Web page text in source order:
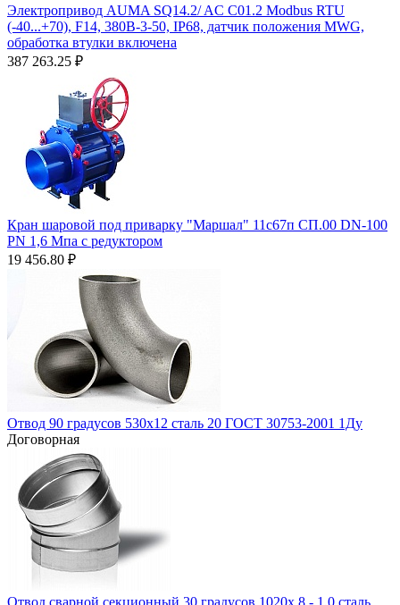
Электропривод AUMA SQ14.2/ AС C01.2 Modbus RTU
(-40...+70), F14, 380B-3-50, IP68, датчик положения MWG,
обработка втулки включена
387 263.25 ₽
Кран шаровой под приварку "Маршал" 11с67п СП.00 DN-100
PN 1,6 Мпа с редуктором
19 456.80 ₽
Отвод 90 градусов 530х12 сталь 20 ГОСТ 30753-2001 1Ду
Договорная
Отвод сварной секционный 30 градусов 1020х 8 - 1,0 сталь